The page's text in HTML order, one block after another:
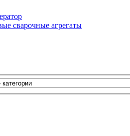
сварочные агрегаты